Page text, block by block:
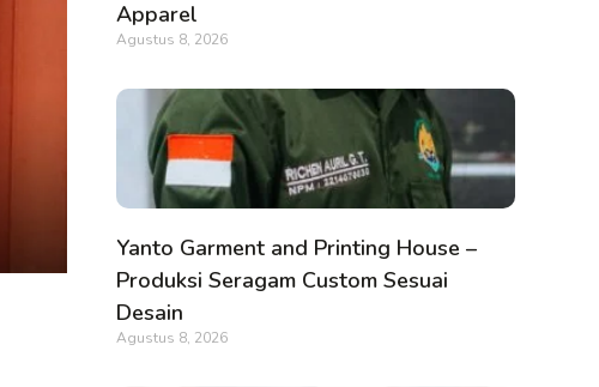
Apparel
Agustus 8, 2026
Yanto Garment and Printing House –
Produksi Seragam Custom Sesuai
Desain
Agustus 8, 2026